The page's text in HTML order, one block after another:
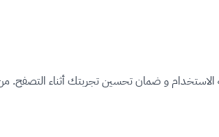
و ضمان تحسين تجربتك أثناء التصفح.